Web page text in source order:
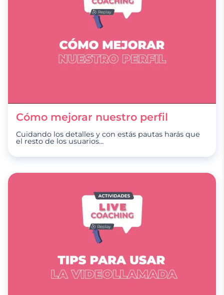
Cómo mejorar nuestro perfil
Cuidando los detalles y con estás pautas harás que
el resto de los usuarios…